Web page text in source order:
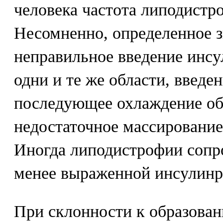
человека частота
Несомненно, определенное
неправильное введение
одни и те же области,
последующее охлаждение
недостаточное
Иногда липодистрофии
менее выраженной
При склонности к